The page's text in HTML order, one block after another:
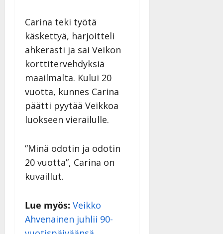
Carina teki työtä
käskettyä, harjoitteli
ahkerasti ja sai Veikon
korttitervehdyksiä
maailmalta. Kului 20
vuotta, kunnes Carina
päätti pyytää Veikkoa
luokseen vierailulle.
”Minä odotin ja odotin
20 vuotta”, Carina on
kuvaillut.
Lue myös: Veikko
Ahvenainen juhlii 90-